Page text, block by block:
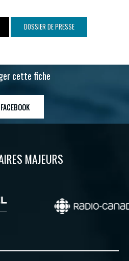
DOSSIER DE PRESSE
cette fiche
FACEBOOK
MAJEURS